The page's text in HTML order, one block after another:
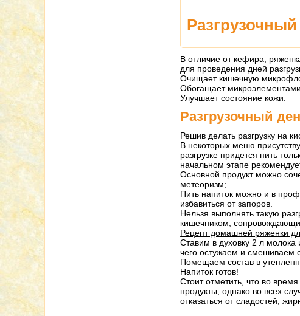
В отличие от кефира,
для проведения дней
Очищает кишечную
Обогащает
Улучшает состояние кожи.
Разгрузочный
Решив делать разгрузку на
В некоторых меню
разгрузке придется пить
начальном этапе
Основной продукт можно
метеоризм;
Пить напиток можно и в
избавиться от запоров.
Нельзя выполнять такую
кишечником,
Рецепт домашней ряженки
Ставим в духовку 2 л
чего остужаем и смешиваем
Помещаем состав в
Напиток готов!
Стоит отметить, что во
продукты, однако во всех
отказаться от сладостей,